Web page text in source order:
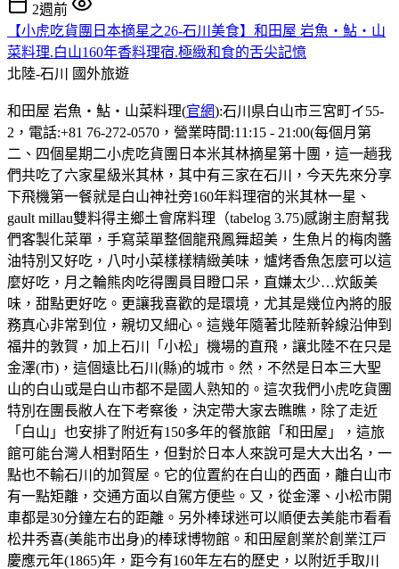
2週前
【小虎吃貨團日本摘星之26-石川美食】和田屋 岩魚・鮎・山
菜料理.白山160年香料理宿.極緻和食的舌尖記憶
北陸-石川
國外旅遊
和田屋 岩魚・鮎・山菜料理(官網):石川県白山市三宮町イ55-
2，電話:+81 76-272-0570，營業時間:11:15 - 21:00(每個月第
二、四個星期二小虎吃貨團日本米其林摘星第十團，這一趟我
們共吃了六家星級米其林，其中有三家在石川，今天先來分享
下飛機第一餐就是白山神社旁160年料理宿的米其林一星、
gault millau雙料得主鄉土會席料理（tabelog 3.75)感謝主廚幫我
們客製化菜單，手寫菜單整個龍飛鳳舞超美，生魚片的梅肉醬
油特別又好吃，八吋小菜樣樣精緻美味，爐烤香魚怎麼可以這
麼好吃，月之輪熊肉吃得團員目瞪口呆，直嫌太少…炊飯美
味，甜點更好吃。更讓我喜歡的是環境，尤其是幾位內將的服
務真心非常到位，親切又細心。這幾年隨著北陸新幹線沿伸到
福井的敦賀，加上石川「小松」機場的直飛，讓北陸不在只是
金澤(市)，這個遠比石川(縣)的城市。然，不然是日本三大聖
山的白山或是白山市都不是國人熟知的。這次我們小虎吃貨團
特別在團長敝人在下考察後，決定帶大家去瞧瞧，除了走近
「白山」也安排了附近有150多年的餐旅館「和田屋」，這旅
館可能台灣人相對陌生，但對於日本人來說可是大大出名，一
點也不輸石川的加賀屋。它的位置約在白山的西面，離白山市
有一點矩離，交通方面以自駕方便些。又，從金澤、小松市開
車都是30分鐘左右的距離。另外棒球迷可以順便去美能市看看
松井秀喜(美能市出身)的棒球博物館。和田屋創業於創業江戸
慶應元年(1865)年，距今有160年左右的歷史，以附近手取川